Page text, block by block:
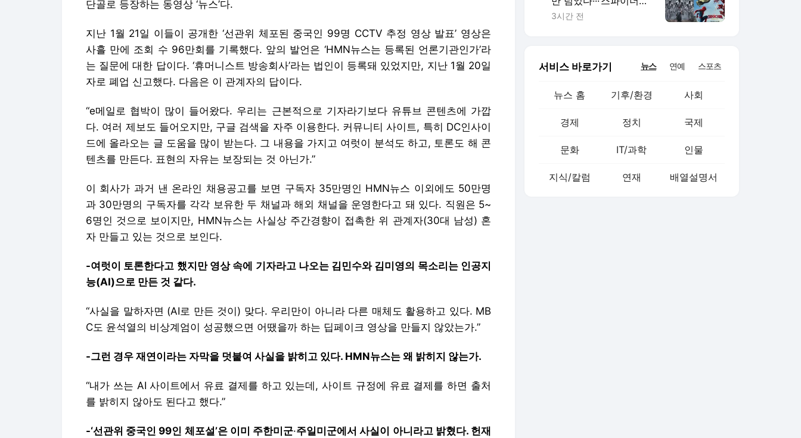
단골로 등장하는 동영상 ‘뉴스’다.
지난 1월 21일 이들이 공개한 ‘선관위 체포된 중국인 99명 CCTV 추정 영상 발표’ 영상은
사흘 만에 조회 수 96만회를 기록했다. 앞의 발언은 ‘HMN뉴스는 등록된 언론기관인가’라
는 질문에 대한 답이다. ‘휴머니스트 방송회사’라는 법인이 등록돼 있었지만, 지난 1월 20일
자로 폐업 신고했다. 다음은 이 관계자의 답이다.
“e메일로 협박이 많이 들어왔다. 우리는 근본적으로 기자라기보다 유튜브 콘텐츠에 가깝
다. 여러 제보도 들어오지만, 구글 검색을 자주 이용한다. 커뮤니티 사이트, 특히 DC인사이
드에 올라오는 글 도움을 많이 받는다. 그 내용을 가지고 여럿이 분석도 하고, 토론도 해 콘
텐츠를 만든다. 표현의 자유는 보장되는 것 아닌가.”
이 회사가 과거 낸 온라인 채용공고를 보면 구독자 35만명인 HMN뉴스 이외에도 50만명
과 30만명의 구독자를 각각 보유한 두 채널과 해외 채널을 운영한다고 돼 있다. 직원은 5~
6명인 것으로 보이지만, HMN뉴스는 사실상 주간경향이 접촉한 위 관계자(30대 남성) 혼
자 만들고 있는 것으로 보인다.
-여럿이 토론한다고 했지만 영상 속에 기자라고 나오는 김민수와 김미영의 목소리는 인공지
능(AI)으로 만든 것 같다.
“사실을 말하자면 (AI로 만든 것이) 맞다. 우리만이 아니라 다른 매체도 활용하고 있다. MB
C도 윤석열의 비상계엄이 성공했으면 어땠을까 하는 딥페이크 영상을 만들지 않았는가.”
-그런 경우 재연이라는 자막을 덧붙여 사실을 밝히고 있다. HMN뉴스는 왜 밝히지 않는가.
“내가 쓰는 AI 사이트에서 유료 결제를 하고 있는데, 사이트 규정에 유료 결제를 하면 출처
를 밝히지 않아도 된다고 했다.”
-‘선관위 중국인 99인 체포설’은 이미 주한미군·주일미군에서 사실이 아니라고 밝혔다. 헌재
4’는 초고속 500만 돌파
3시간 전
서비스 바로가기 뉴스 연예 스포츠
뉴스 홈 기후/환경 사회
경제 정치 국제
문화 IT/과학 인물
지식/칼럼 연재 배열설명서